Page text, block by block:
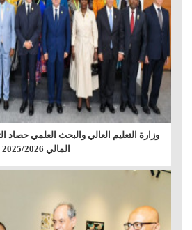
وزارة التعليم العالي والبحث العلمي حصاد
المالي 2025/2026